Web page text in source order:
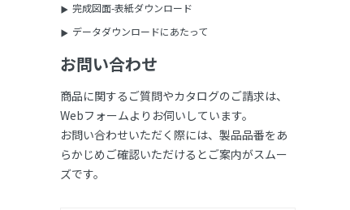
完成図面-表紙ダウンロード
データダウンロードにあたって
お問い合わせ
商品に関するご質問やカタログのご請求は、
Webフォームよりお伺いしています。
お問い合わせいただく際には、製品品番をあ
らかじめご確認いただけるとご案内がスムー
ズです。